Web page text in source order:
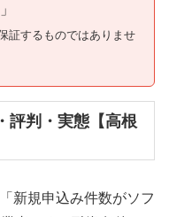
証するものではありませ
評判・実態【高根
新規申込み件数がソフ